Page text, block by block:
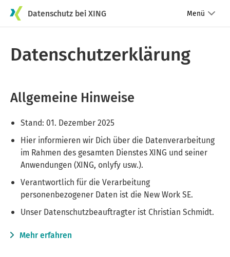
Datenschutz bei XING Menü
Datenschutzerklärung
Allgemeine Hinweise
Stand: 01. Dezember 2025
Hier informieren wir Dich über die Datenverarbeitung
im Rahmen des gesamten Dienstes XING und seiner
Anwendungen (XING, onlyfy usw.).
Verantwortlich für die Verarbeitung
personenbezogener Daten ist die New Work SE.
Unser Datenschutzbeauftragter ist Christian Schmidt.
Mehr erfahren